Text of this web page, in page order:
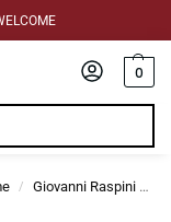
0
/ Giovanni Raspini Frames